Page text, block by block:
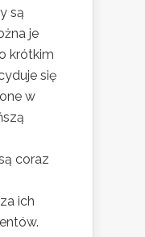
są
je
krótkim
się
w
coraz
ich